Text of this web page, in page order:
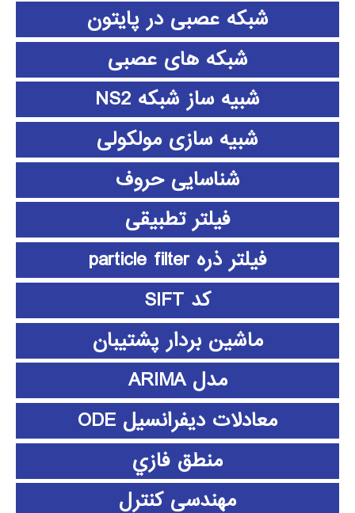
شبکه عصبی در پایتون
شبکه های عصبی
شبیه ساز شبکه NS2
شبیه سازی مولکولی
شناسایی حروف
فیلتر تطبیقی
فیلتر ذره particle filter
کد SIFT
ماشین بردار پشتیبان
مدل ARIMA
معادلات دیفرانسیل ODE
منطق فازي
مهندسی کنترل